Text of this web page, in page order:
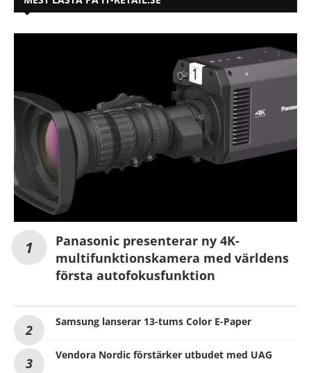
Panasonic presenterar ny 4K-
multifunktionskamera med världens
första autofokusfunktion
Samsung lanserar 13-tums Color E-Paper
Vendora Nordic förstärker utbudet med UAG